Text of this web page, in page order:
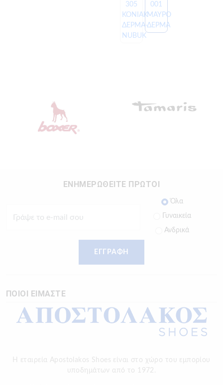
ΕΝΗΜΕΡΩΘΕΙΤΕ ΠΡΩΤΟΙ
Όλα
Γυναικεία
Ανδρικά
ΕΓΓΡΑΦΗ
ΠΟΙΟΙ ΕΙΜΑΣΤΕ
Η εταιρεία Apostolakos Shoes είναι στο χώρο του εμπορίου
υποδημάτων από το 1972.